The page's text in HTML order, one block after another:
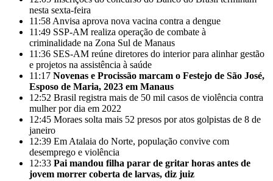
nesta sexta-feira
11:58 Anvisa aprova nova vacina contra a dengue
11:49 SSP-AM realiza operação de combate à
criminalidade na Zona Sul de Manaus
11:36 SES-AM reúne diretores do interior para alinhar gestão
e projetos na assistência à saúde
11:17 Novenas e Procissão marcam o Festejo de São José,
Esposo de Maria, 2023 em Manaus
12:52 Brasil registra mais de 50 mil casos de violência contra
mulher por dia em 2022
12:45 Moraes solta mais 52 presos por atos golpistas de 8 de
janeiro
12:39 Em Atalaia do Norte, população convive com
desemprego e violência
12:33 Pai mandou filha parar de gritar horas antes de
jovem morrer coberta de larvas, diz juiz